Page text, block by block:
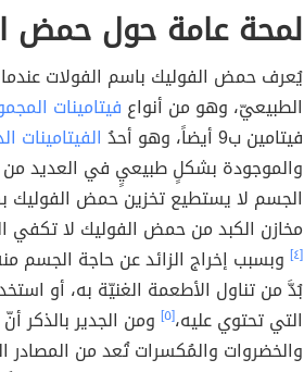
لمحة عامة حول حمض
يُعرف حمض الفوليك باسم الفولات
الطبيعيّ، وهو من أنواع فيتامينات
فيتامين ب9 أيضاً، وهو أحدُ
الفيتامينات
والموجودة بشكلٍ طبيعيٍ في العديد من
الجسم لا يستطيع تخزين حمض الفوليك
مخازن الكبد من حمض الفوليك لا
[٤]
وبسبب إخراج الزائد عن حاجة الجسم
بُدَّ من تناول الأطعمة الغنيّة به، أو
التي تحتوي عليه،[٥] ومن الجدير بالذكر
والخضروات والمُكسرات تُعد من المصادر